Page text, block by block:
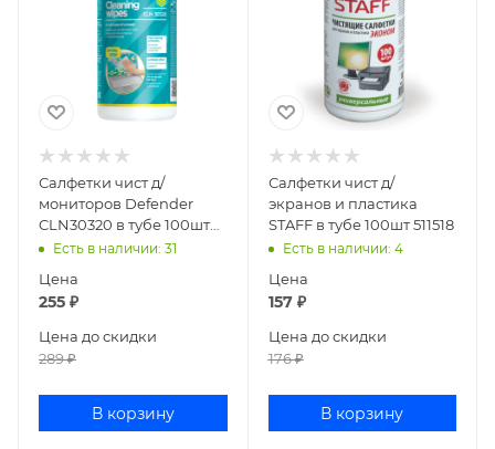
Салфетки чист д/
мониторов Defender
CLN30320 в тубе 100шт
30320
Есть в наличии: 31
Цена
255 ₽
Цена до скидки
289₽
В корзину
Салфетки чист д/
экранов и пластика
STAFF в тубе 100шт 511518
Есть в наличии: 4
Цена
157₽
Цена до скидки
176₽
В корзину